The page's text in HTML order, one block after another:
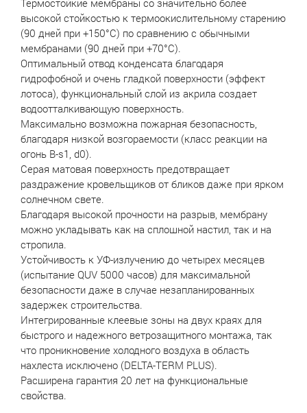
Термостойкие мембраны со значительно более
высокой стойкостью к термоокислительному старению
(90 дней при +150°С) по сравнению с обычными
мембранами (90 дней при +70°С).
Оптимальный отвод конденсата благодаря
гидрофобной и очень гладкой поверхности (эффект
лотоса), функциональный слой из акрила создает
водоотталкивающую поверхность.
Максимально возможна пожарная безопасность,
благодаря низкой возгораемости (класс реакции на
огонь В-s1, d0).
Серая матовая поверхность предотвращает
раздражение кровельщиков от бликов даже при ярком
солнечном свете.
Благодаря высокой прочности на разрыв, мембрану
можно укладывать как на сплошной настил, так и на
стропила.
Устойчивость к УФ-излучению до четырех месяцев
(испытание QUV 5000 часов) для максимальной
безопасности даже в случае незапланированных
задержек строительства.
Интегрированные клеевые зоны на двух краях для
быстрого и надежного ветрозащитного монтажа, так
что проникновение холодного воздуха в область
нахлеста исключено (DELTA-TERM PLUS).
Расширена гарантия 20 лет на функциональные
свойства.